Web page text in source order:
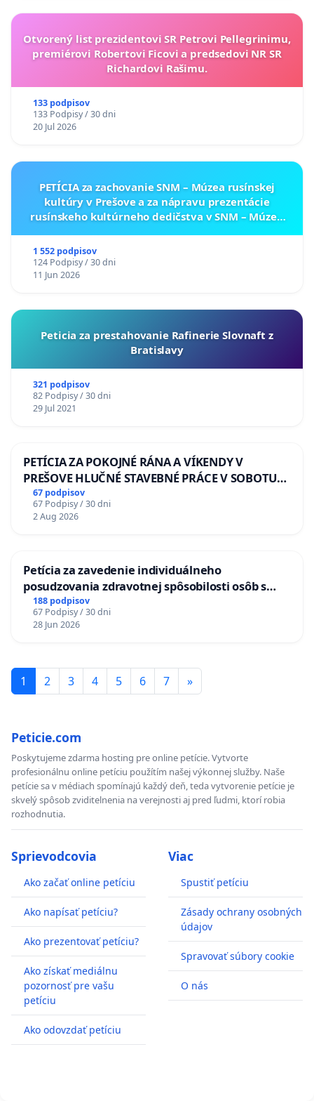
Otvorený list prezidentovi SR Petrovi Pellegrinimu,
premiérovi Robertovi Ficovi a predsedovi NR SR
Richardovi Rašimu.
133 podpisov
133 Podpisy / 30 dni
20 Jul 2026
PETÍCIA za zachovanie SNM – Múzea rusínskej
kultúry v Prešove a za nápravu prezentácie
rusínskeho kultúrneho dedičstva v SNM – Múzeu
1 552 podpisov
124 Podpisy / 30 dni
11 Jun 2026
Peticia za prestahovanie Rafinerie Slovnaft z
Bratislavy
321 podpisov
82 Podpisy / 30 dni
29 Jul 2021
PETÍCIA ZA POKOJNÉ RÁNA A VÍKENDY V
PREŠOVE HLUČNÉ STAVEBNÉ PRÁCE V SOBOTU
LEN OD 9.00 DO 13.00 HOD., CEZ PRACOVNÝ
TÝŽDEŇ CIEĽ 8.00 – 18.00 HOD. A PRAVIDELNÁ
KONTROLA STAVBY C-AREA NA
67 podpisov
67 Podpisy / 30 dni
2 Aug 2026
Petícia za zavedenie individuálneho
posudzovania zdravotnej spôsobilosti osôb s
diabetom 1. a 2. typu pri prijímaní do
Policajného zboru SR
188 podpisov
67 Podpisy / 30 dni
28 Jun 2026
1 2 3 4 5 6 7 »
Peticie.com
Poskytujeme zdarma hosting pre online petície. Vytvorte
profesionálnu online petíciu použítím našej výkonnej služby. Naše
petície sa v médiach spomínajú každý deň, teda vytvorenie petície je
skvelý spôsob zviditelnenia na verejnosti aj pred ľudmi, ktorí robia
rozhodnutia.
Sprievodcovia
Ako začať online petíciu
Ako napísať petíciu?
Ako prezentovať petíciu?
Ako získať mediálnu
pozornosť pre vašu
petíciu
Ako odovzdať petíciu
Viac
Spustiť petíciu
Zásady ochrany osobných
údajov
Spravovať súbory cookie
O nás